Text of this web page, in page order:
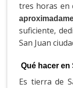
tres horas en
suficiente,
San Juan
Qué hacer
Es tierra de